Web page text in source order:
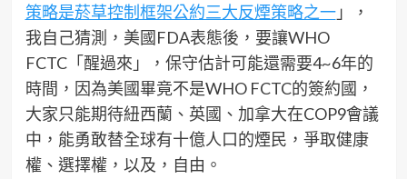
策略是菸草控制框架公約三大反煙策略之一」，
我自己猜測，美國FDA表態後，要讓WHO
FCTC「醒過來」，保守估計可能還需要4~6年的
時間，因為美國畢竟不是WHO FCTC的簽約國，
大家只能期待紐西蘭、英國、加拿大在COP9會議
中，能勇敢替全球有十億人口的煙民，爭取健康
權、選擇權，以及，自由。